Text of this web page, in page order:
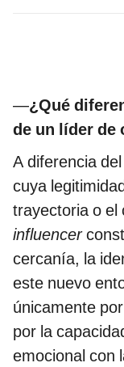
—¿Qué
de un líder de
A diferencia
cuya
trayectoria o el
influencer
cercanía, la
este nuevo
únicamente
por la
emocional con